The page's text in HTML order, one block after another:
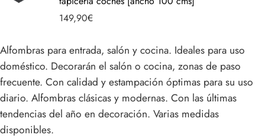
149,90€
Alfombras para entrada, salón y cocina. Ideales para uso
doméstico. Decorarán el salón o cocina, zonas de paso
frecuente. Con calidad y estampación óptimas para su uso
diario. Alfombras clásicas y modernas. Con las últimas
tendencias del año en decoración. Varias medidas
disponibles.